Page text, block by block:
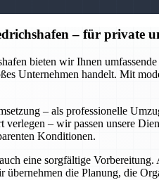
– für private
bieten wir Ihnen
Unternehmen handelt. Mit
– als professionelle
verlegen – wir passen unsere
Konditionen.
eine sorgfältige
die Planung, die